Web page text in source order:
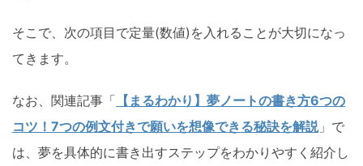
そこで、次の項目で定量(数値)を入れることが大切になっ
てきます。
なお、関連記事「 【まるわかり】夢ノートの書き方6つの
コツ！7つの例文付きで願いを想像できる秘訣を解説」で
は、夢を具体的に書き出すステップをわかりやすく紹介し